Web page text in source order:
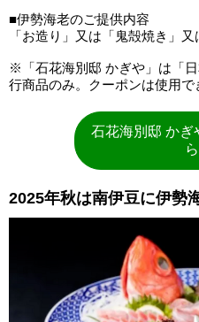
■伊勢海老のご提供内容
「お造り」又は「鬼殻焼き」又
※「石花海別邸 かぎや」は「
行商品のみ。クーポンは使用で
石花海別邸 かぎ
ら
2025年秋は南伊豆に伊勢